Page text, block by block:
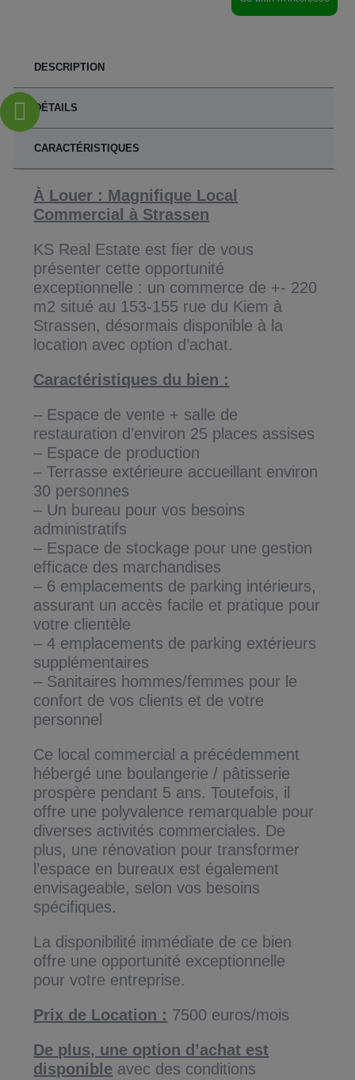
DESCRIPTION
DÉTAILS
CARACTÉRISTIQUES
À Louer : Magnifique Local
Commercial à Strassen
KS Real Estate est fier de vous
présenter cette opportunité
exceptionnelle : un commerce de +- 220
m2 situé au 153-155 rue du Kiem à
Strassen, désormais disponible à la
location avec option d’achat.
Caractéristiques du bien :
– Espace de vente + salle de
restauration d’environ 25 places assises
– Espace de production
– Terrasse extérieure accueillant environ
30 personnes
– Un bureau pour vos besoins
administratifs
– Espace de stockage pour une gestion
efficace des marchandises
– 6 emplacements de parking intérieurs,
assurant un accès facile et pratique pour
votre clientèle
– 4 emplacements de parking extérieurs
supplémentaires
– Sanitaires hommes/femmes pour le
confort de vos clients et de votre
personnel
Ce local commercial a précédemment
hébergé une boulangerie / pâtisserie
prospère pendant 5 ans. Toutefois, il
offre une polyvalence remarquable pour
diverses activités commerciales. De
plus, une rénovation pour transformer
l’espace en bureaux est également
envisageable, selon vos besoins
spécifiques.
La disponibilité immédiate de ce bien
offre une opportunité exceptionnelle
pour votre entreprise.
Prix de Location : 7500 euros/mois
De plus, une option d’achat est
disponible avec des conditions